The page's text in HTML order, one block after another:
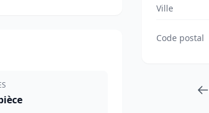
Ville
Code postal